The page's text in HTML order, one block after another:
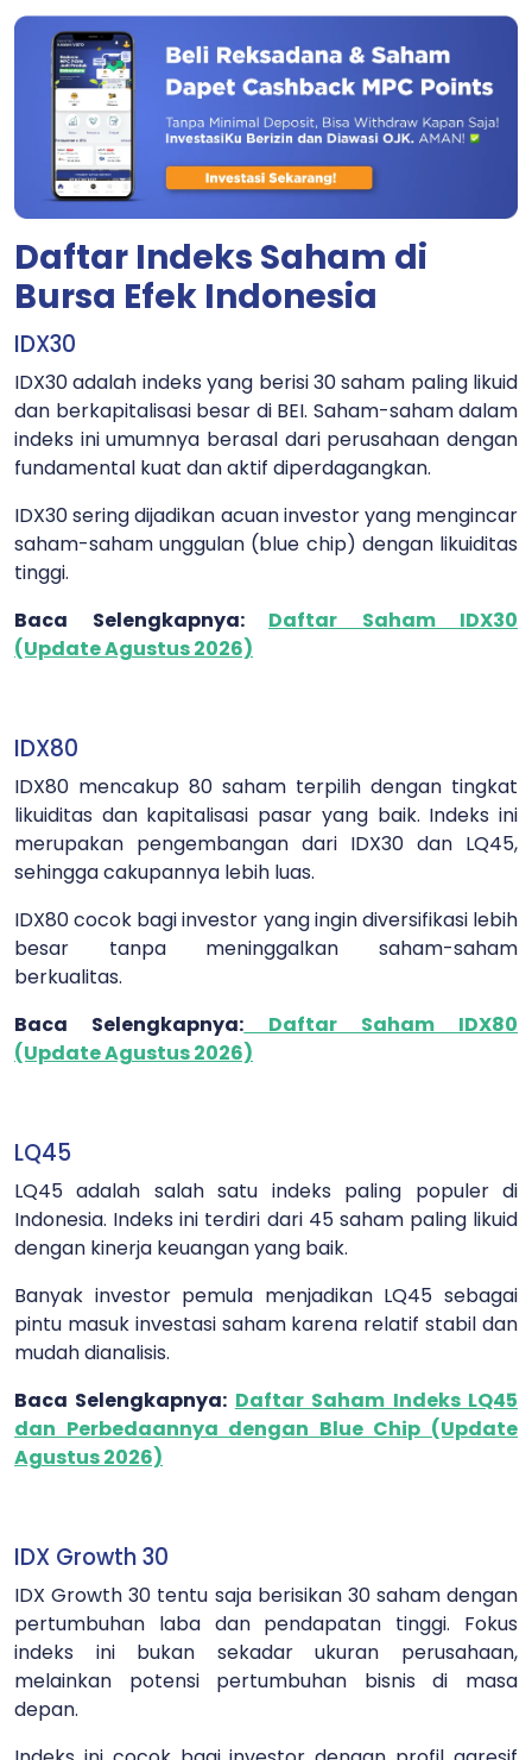
Daftar Indeks Saham di
Bursa Efek Indonesia
IDX30
IDX30 adalah indeks yang berisi 30 saham paling likuid
dan berkapitalisasi besar di BEI. Saham-saham dalam
indeks ini umumnya berasal dari perusahaan dengan
fundamental kuat dan aktif diperdagangkan.
IDX30 sering dijadikan acuan investor yang mengincar
saham-saham unggulan (blue chip) dengan likuiditas
tinggi.
Baca Selengkapnya: Daftar Saham IDX30
(Update Agustus 2026)
IDX80
IDX80 mencakup 80 saham terpilih dengan tingkat
likuiditas dan kapitalisasi pasar yang baik. Indeks ini
merupakan pengembangan dari IDX30 dan LQ45,
sehingga cakupannya lebih luas.
IDX80 cocok bagi investor yang ingin diversifikasi lebih
besar tanpa meninggalkan saham-saham
berkualitas.
Baca Selengkapnya: Daftar Saham IDX80
(Update Agustus 2026)
LQ45
LQ45 adalah salah satu indeks paling populer di
Indonesia. Indeks ini terdiri dari 45 saham paling likuid
dengan kinerja keuangan yang baik.
Banyak investor pemula menjadikan LQ45 sebagai
pintu masuk investasi saham karena relatif stabil dan
mudah dianalisis.
Baca Selengkapnya: Daftar Saham Indeks LQ45
dan Perbedaannya dengan Blue Chip (Update
Agustus 2026)
IDX Growth 30
IDX Growth 30 tentu saja berisikan 30 saham dengan
pertumbuhan laba dan pendapatan tinggi. Fokus
indeks ini bukan sekadar ukuran perusahaan,
melainkan potensi pertumbuhan bisnis di masa
depan.